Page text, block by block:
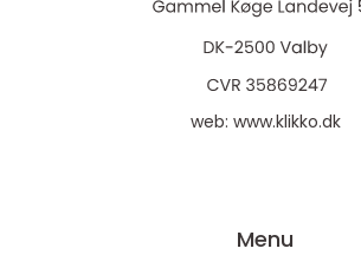
web: www.klikko.dk
Menu